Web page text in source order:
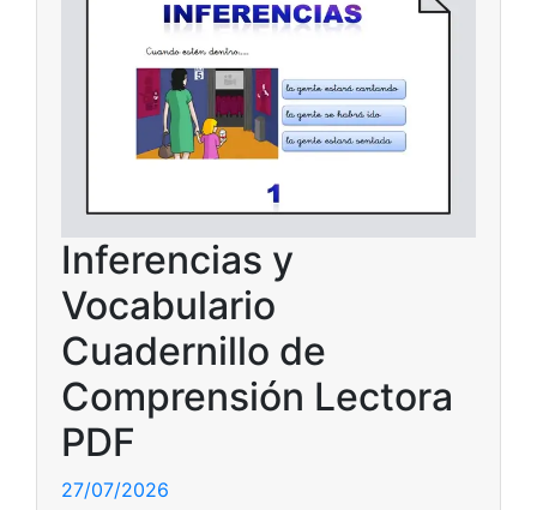
Inferencias y
Vocabulario
Cuadernillo de
Comprensión Lectora
PDF
27/07/2026